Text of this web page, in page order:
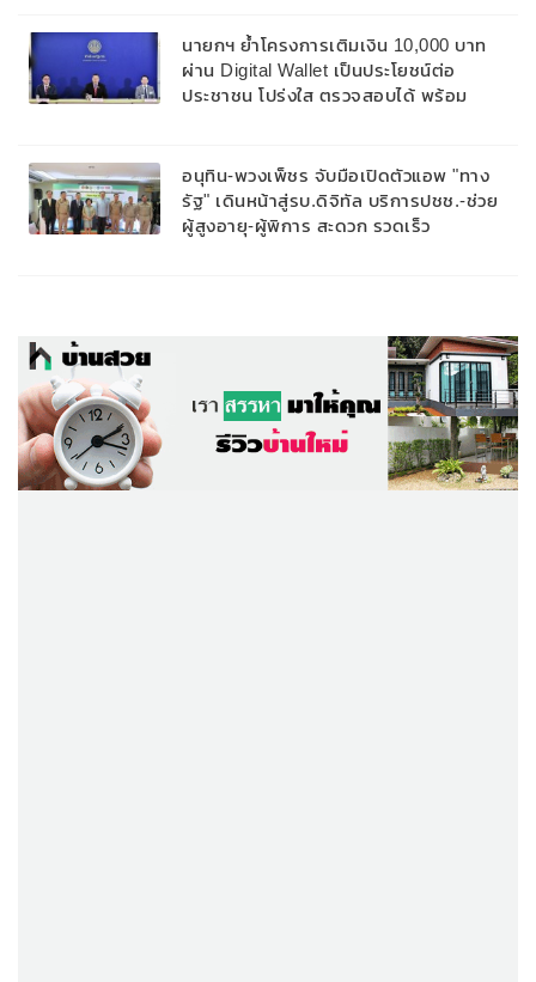
นายกฯ ย้ำโครงการเติมเงิน 10,000 บาท
ผ่าน Digital Wallet เป็นประโยชน์ต่อ
ประชาชน โปร่งใส ตรวจสอบได้ พร้อม
อนุทิน-พวงเพ็ชร จับมือเปิดตัวแอพ "ทาง
รัฐ" เดินหน้าสู่รบ.ดิจิทัล บริการปชช.-ช่วย
ผู้สูงอายุ-ผู้พิการ สะดวก รวดเร็ว